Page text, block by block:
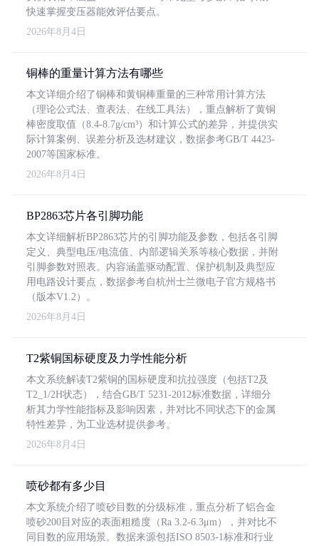
快速掌握变压器能效评估要点。
2026年8月4日
铜棒的重量计算方法有哪些
本文详细介绍了铜棒和黄铜棒重量的三种常用计算方法
（理论公式法、查表法、在线工具法），重点解析了黄铜
棒密度取值（8.4-8.7g/cm³）和计算公式的差异，并提供实
际计算案例、误差分析及选材建议，数据参考GB/T 4423-
2007等国家标准。
2026年8月4日
BP2863芯片各引脚功能
本文详细解析BP2863芯片的引脚功能及参数，包括各引脚
定义、典型电压/电流值、内部逻辑关系等核心数据，并附
引脚参数对照表。内容涵盖驱动配置、保护机制及典型应
用电路设计要点，数据参考自杭州士兰微电子官方规格书
（版本V1.2）。
2026年8月4日
T2紫铜国标硬度及力学性能分析
本文系统解读T2紫铜的国标硬度和抗拉强度（包括T2及
T2_1/2H状态），结合GB/T 5231-2012标准数据，详细分
析其力学性能指标及影响因素，并对比不同状态下的金属
特性差异，为工业选材提供参考。
2026年8月4日
喷砂都有多少目
本文系统介绍了喷砂目数的分级标准，重点分析了铝合金
喷砂200目对应的表面粗糙度（Ra 3.2-6.3μm），并对比不
同目数的应用场景。数据来源包括ISO 8503-1标准和行业